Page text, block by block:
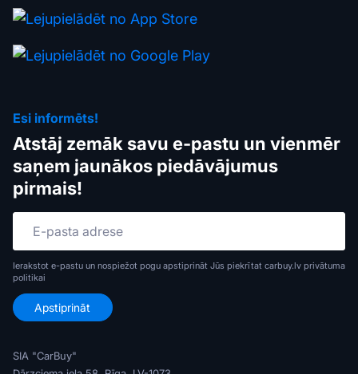
Esi informēts!
Atstāj zemāk savu e-pastu un vienmēr
saņem jaunākos piedāvājumus
pirmais!
Ierakstot e-pastu un nospiežot pogu apstiprināt Jūs piekrītat carbuy.lv privātuma
politikai
SIA "CarBuy"